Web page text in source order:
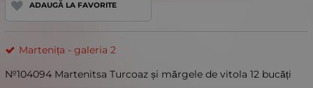
ADAUGĂ LA FAVORITE
Martenița - galeria 2
№104094 Martenitsa Turcoaz și mărgele de vitola 12 bucăți